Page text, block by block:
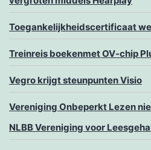
Toegankelijkheidscertificaat
Treinreis boekenmet OV-chip
Vegro krijgt steunpunten Visio
Vereniging Onbeperkt Lezen
NLBB Vereniging voor